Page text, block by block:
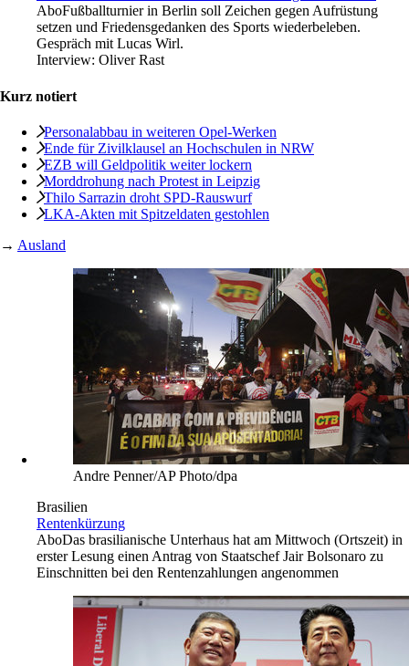
AboFußballturnier in Berlin soll Zeichen gegen Aufrüstung
setzen und Friedensgedanken des Sports wiederbeleben.
Gespräch mit Lucas Wirl.
Interview: Oliver Rast
Kurz notiert
Personalabbau in weiteren Opel-Werken
Ende für Zivilklausel an Hochschulen in NRW
EZB will Geldpolitik weiter lockern
Morddrohung nach Protest in Leipzig
Thilo Sarrazin droht SPD-Rauswurf
LKA-Akten mit Spitzeldaten gestohlen
→ Ausland
Andre Penner/AP Photo/dpa
Brasilien
Rentenkürzung
AboDas brasilianische Unterhaus hat am Mittwoch (Ortszeit) in
erster Lesung einen Antrag von Staatschef Jair Bolsonaro zu
Einschnitten bei den Rentenzahlungen angenommen